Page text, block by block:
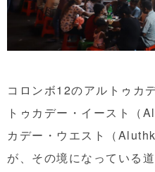
コロンボ12のアルトゥカ
トゥカデー・イースト（
カデー・ウエスト（
が、その境になっている